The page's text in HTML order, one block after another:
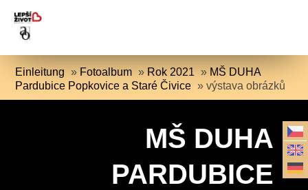
Einleitung » Fotoalbum » Rok 2021 » MŠ DUHA
Pardubice Popkovice a Staré Čivice »výstava obrázků
MŠ DUHA
PARDUBICE